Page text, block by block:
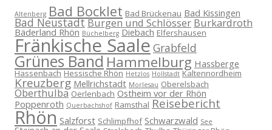
Altenberg Bad Bocklet Bad Brückenau Bad Kissingen
Bad NeustadtBurgen und Schlösser Burkardroth
Bäderland Rhön Büchelberg Diebach Elfershausen
Fränkische Saale Grabfeld
Grünes BandHammelburg Hassberge
Hassenbach Hessische Rhön Hetzlos Hollstadt Kaltennordheim
Kreuzberg Mellrichstadt Morlesau Oberelsbach
Oberthulba Oerlenbach Ostheim vor der Rhön
Poppenroth Querbachshof Ramsthal Reisebericht
Rhön Salzforst Schlimpfhof Schwarzwald See